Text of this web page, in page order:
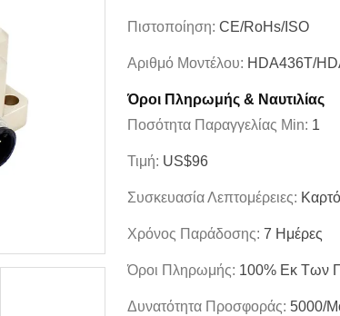
Πιστοποίηση: CE/RoHs/ISO
Αριθμό Μοντέλου: HDA436T/
Όροι Πληρωμής & Ναυτιλίας
Ποσότητα Παραγγελίας Min: 1
Τιμή: US$96
Συσκευασία Λεπτομέρειες:
Χρόνος Παράδοσης: 7 Ημέρες
Όροι Πληρωμής: 100% Εκ Των
Δυνατότητα Προσφοράς: 5000/